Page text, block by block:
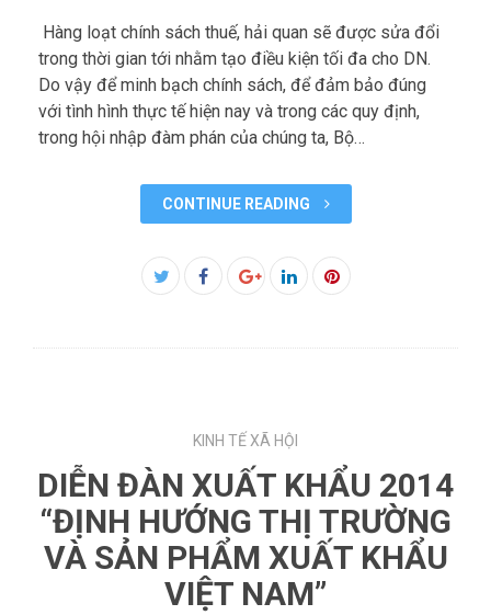
Hàng loạt chính sách thuế, hải quan sẽ được sửa đổi
trong thời gian tới nhằm tạo điều kiện tối đa cho DN.
Do vậy để minh bạch chính sách, để đảm bảo đúng
với tình hình thực tế hiện nay và trong các quy định,
trong hội nhập đàm phán của chúng ta, Bộ…
CONTINUE READING
Facebook
KINH TẾ XÃ HỘI
DIỄN ĐÀN XUẤT KHẨU 2014
“ĐỊNH HƯỚNG THỊ TRƯỜNG
VÀ SẢN PHẨM XUẤT KHẨU
VIỆT NAM”